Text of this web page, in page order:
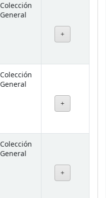
Colección
General
Colección
General
Colección
General